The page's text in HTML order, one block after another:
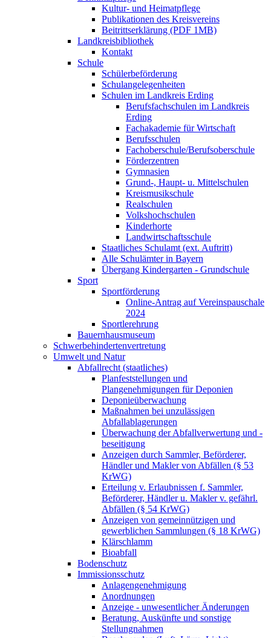
Kultur- und Heimatpflege
Publikationen des Kreisvereins
Beitrittserklärung (PDF 1MB)
Landkreisbibliothek
Kontakt
Schule
Schülerbeförderung
Schulangelegenheiten
Schulen im Landkreis Erding
Berufsfachschulen im Landkreis
Erding
Fachakademie für Wirtschaft
Berufsschulen
Fachoberschule/Berufsoberschule
Förderzentren
Gymnasien
Grund-, Haupt- u. Mittelschulen
Kreismusikschule
Realschulen
Volkshochschulen
Kinderhorte
Landwirtschaftsschule
Staatliches Schulamt (ext. Auftritt)
Alle Schulämter in Bayern
Übergang Kindergarten - Grundschule
Sport
Sportförderung
Online-Antrag auf Vereinspauschale
2024
Sportlerehrung
Bauernhausmuseum
Schwerbehindertenvertretung
Umwelt und Natur
Abfallrecht (staatliches)
Planfeststellungen und
Plangenehmigungen für Deponien
Deponieüberwachung
Maßnahmen bei unzulässigen
Abfallablagerungen
Überwachung der Abfallverwertung und -
beseitigung
Anzeigen durch Sammler, Beförderer,
Händler und Makler von Abfällen (§ 53
KrWG)
Erteilung v. Erlaubnissen f. Sammler,
Beförderer, Händler u. Makler v. gefährl.
Abfällen (§ 54 KrWG)
Anzeigen von gemeinnützigen und
gewerblichen Sammlungen (§ 18 KrWG)
Klärschlamm
Bioabfall
Bodenschutz
Immissionsschutz
Anlagengenehmigung
Anordnungen
Anzeige - unwesentlicher Änderungen
Beratung, Auskünfte und sonstige
Stellungnahmen